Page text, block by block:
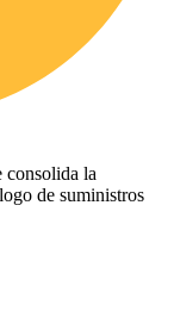
consolida la
de suministros